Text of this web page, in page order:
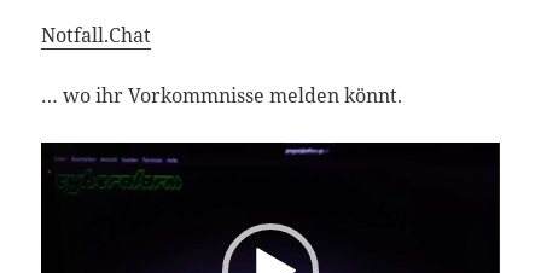
Notfall.Chat
… wo ihr Vorkommnisse melden könnt.
Video-
Player